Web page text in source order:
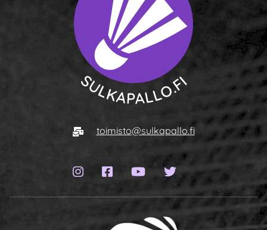
Sähköposti
toimisto@sulkapallo.fi
Instagram-sivu
Facebook-sivu
YouTube-kanava
Twitter-sivu